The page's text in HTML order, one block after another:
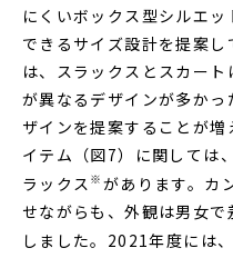
にくいボックス型シルエ
できるサイズ設計を提案
は、スラックスとスカー
が異なるデザインが多か
ザインを提案することが
イテム（図7）に関しては
ラックス ※ があります。カ
せながらも、外観は男女
しました。2021年度には